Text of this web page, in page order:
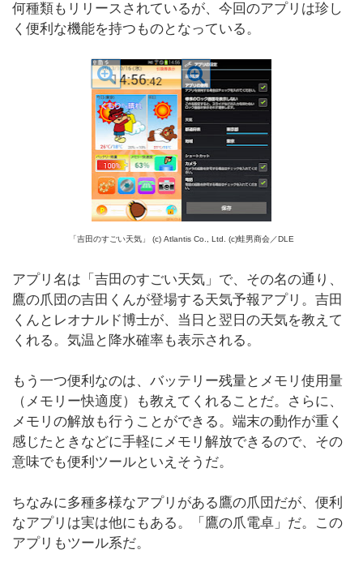
何種類もリリースされているが、今回のアプリは珍し
く便利な機能を持つものとなっている。
「吉田のすごい天気」 (c) Atlantis Co., Ltd. (c)蛙男商会／DLE
アプリ名は「吉田のすごい天気」で、その名の通り、
鷹の爪団の吉田くんが登場する天気予報アプリ。吉田
くんとレオナルド博士が、当日と翌日の天気を教えて
くれる。気温と降水確率も表示される。
もう一つ便利なのは、バッテリー残量とメモリ使用量
（メモリー快適度）も教えてくれることだ。さらに、
メモリの解放も行うことができる。端末の動作が重く
感じたときなどに手軽にメモリ解放できるので、その
意味でも便利ツールといえそうだ。
ちなみに多種多様なアプリがある鷹の爪団だが、便利
なアプリは実は他にもある。「鷹の爪電卓」だ。この
アプリもツール系だ。